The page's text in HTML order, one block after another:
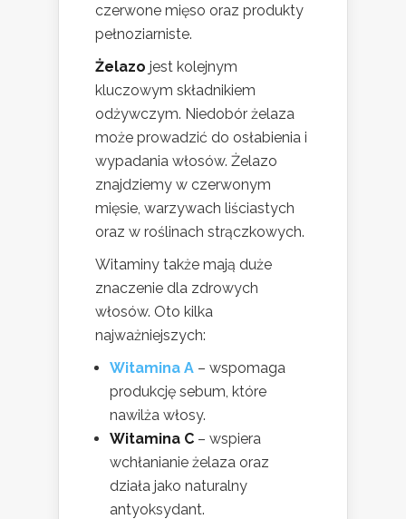
czerwone mięso oraz produkty
pełnoziarniste.
Żelazo jest kolejnym
kluczowym składnikiem
odżywczym. Niedobór żelaza
może prowadzić do osłabienia i
wypadania włosów. Żelazo
znajdziemy w czerwonym
mięsie, warzywach liściastych
oraz w roślinach strączkowych.
Witaminy także mają duże
znaczenie dla zdrowych
włosów. Oto kilka
najważniejszych:
Witamina A – wspomaga
produkcję sebum, które
nawilża włosy.
Witamina C – wspiera
wchłanianie żelaza oraz
działa jako naturalny
antyoksydant.